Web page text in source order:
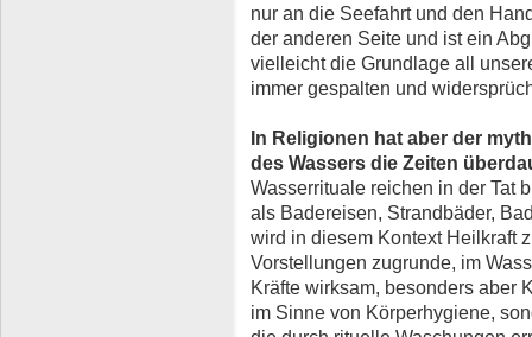
nur an die Seefahrt und den
der anderen Seite und ist ein
vielleicht die Grundlage all
immer gespalten und
In Religionen hat aber der
des Wassers die Zeiten
Wasserrituale reichen in der Tat
als Badereisen, Strandbäder,
wird in diesem Kontext Heilkraft
Vorstellungen zugrunde, im
Kräfte wirksam, besonders aber
im Sinne von Körperhygiene,